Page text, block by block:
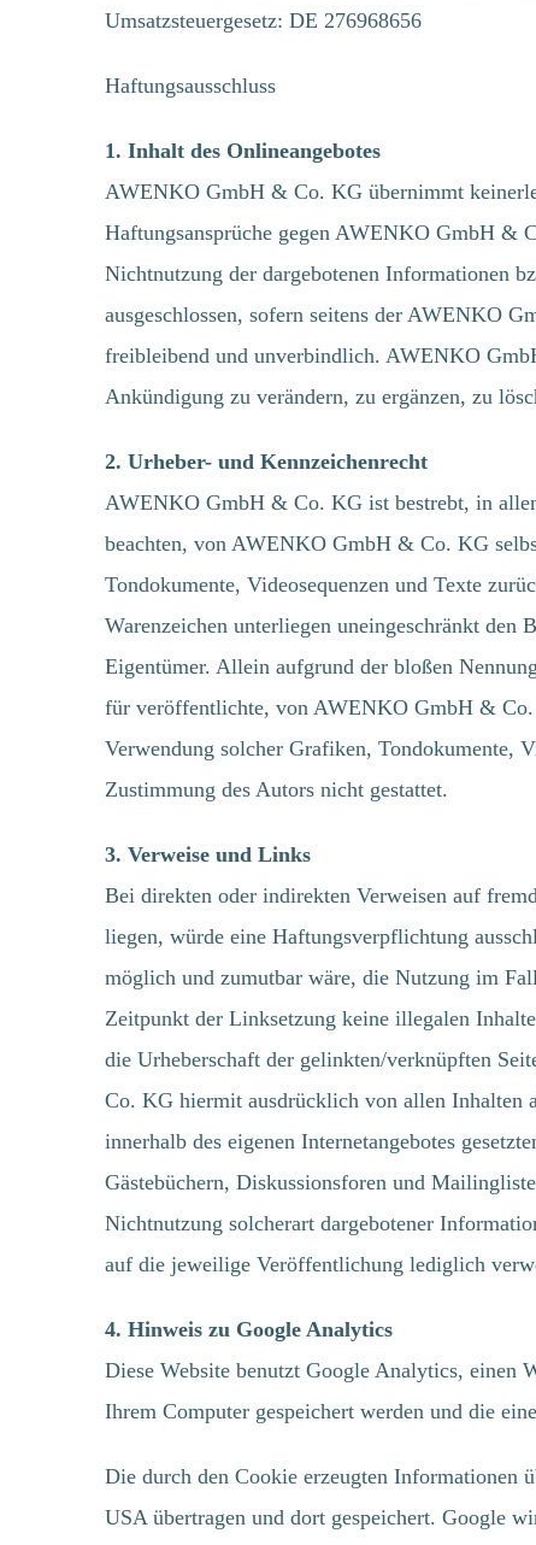
Umsatzsteuergesetz: DE 276968656
Haftungsausschluss
1. Inhalt des Onlineangebotes
AWENKO GmbH & Co. KG übernimmt
Haftungsansprüche gegen AWENKO GmbH &
Nichtnutzung der dargebotenen Informationen
ausgeschlossen, sofern seitens der AWENKO
freibleibend und unverbindlich. AWENKO
Ankündigung zu verändern, zu ergänzen, zu
2. Urheber- und Kennzeichenrecht
AWENKO GmbH & Co. KG ist bestrebt, in
beachten, von AWENKO GmbH & Co. KG
Tondokumente, Videosequenzen und Texte
Warenzeichen unterliegen uneingeschränkt den
Eigentümer. Allein aufgrund der bloßen
für veröffentlichte, von AWENKO GmbH &
Verwendung solcher Grafiken, Tondokumente,
Zustimmung des Autors nicht gestattet.
3. Verweise und Links
Bei direkten oder indirekten Verweisen auf
liegen, würde eine Haftungsverpflichtung
möglich und zumutbar wäre, die Nutzung im
Zeitpunkt der Linksetzung keine illegalen
die Urheberschaft der gelinkten/verknüpften
Co. KG hiermit ausdrücklich von allen Inhalten
innerhalb des eigenen Internetangebotes
Gästebüchern, Diskussionsforen und
Nichtnutzung solcherart dargebotener
auf die jeweilige Veröffentlichung lediglich
4. Hinweis zu Google Analytics
Diese Website benutzt Google Analytics, einen
Ihrem Computer gespeichert werden und die
Die durch den Cookie erzeugten Informationen
USA übertragen und dort gespeichert. Google